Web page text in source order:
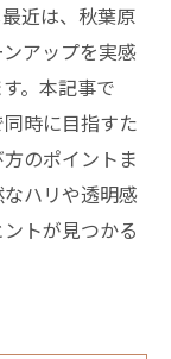
近は、秋葉原
アップを実感
。本記事で
時に目指すた
のポイントま
ハリや透明感
トが見つかる